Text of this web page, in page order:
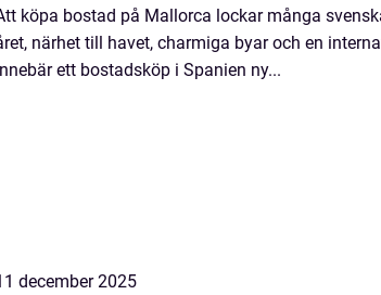
köpa bostad på Mallorca lockar många
närhet till havet, charmiga byar och en
ett bostadsköp i Spanien ny...
december 2025